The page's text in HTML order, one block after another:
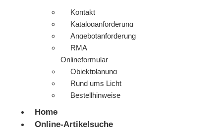
Kontakt
Kataloganforderung
Angebotanforderung
RMA
Onlineformular
Objektplanung
Rund ums Licht
Bestellhinweise
Home
Online-Artikelsuche